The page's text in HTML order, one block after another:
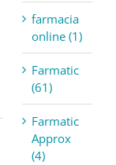
farmacia
online (1)
Farmatic
(61)
Farmatic
Approx
(4)